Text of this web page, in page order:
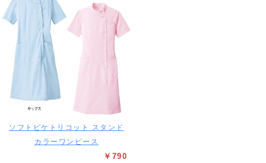
ソフトピケトリコット スタンド
カラーワンピース
￥790